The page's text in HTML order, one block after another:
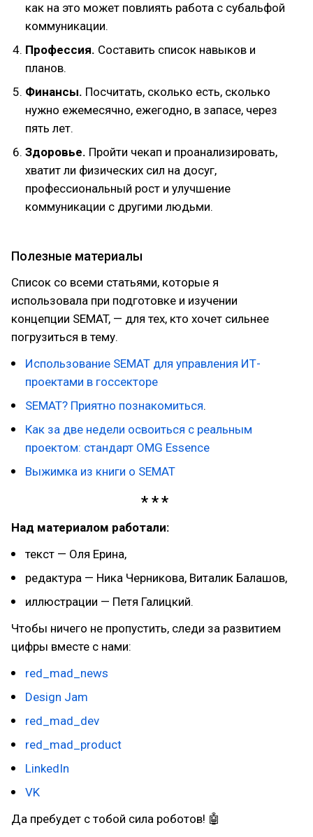
как на это может повлиять работа с субальфой
коммуникации.
Профессия. Составить список навыков и
планов.
Финансы. Посчитать, сколько есть, сколько
нужно ежемесячно, ежегодно, в запасе, через
пять лет.
Здоровье. Пройти чекап и проанализировать,
хватит ли физических сил на досуг,
профессиональный рост и улучшение
коммуникации с другими людьми.
Полезные материалы
Список со всеми статьями, которые я
использовала при подготовке и изучении
концепции SEMAT, — для тех, кто хочет сильнее
погрузиться в тему.
Использование SEMAT для управления ИТ-
проектами в госсекторе
SEMAT? Приятно познакомиться.
Как за две недели освоиться с реальным
проектом: стандарт OMG Essence
Выжимка из книги о SEMAT
Над материалом работали:
текст — Оля Ерина,
редактура — Ника Черникова, Виталик Балашов,
иллюстрации — Петя Галицкий.
Чтобы ничего не пропустить, следи за развитием
цифры вместе с нами:
red_mad_news
Design Jam
red_mad_dev
red_mad_product
LinkedIn
VK
Да пребудет с тобой сила роботов! 🤖